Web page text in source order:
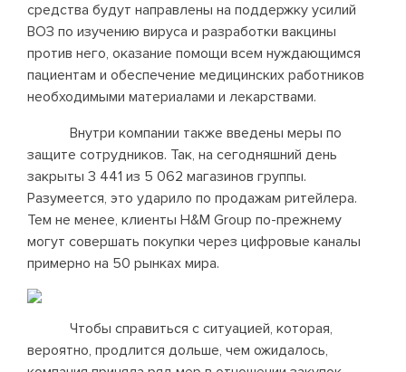
средства будут направлены на поддержку усилий
ВОЗ по изучению вируса и разработки вакцины
против него, оказание помощи всем нуждающимся
пациентам и обеспечение медицинских работников
необходимыми материалами и лекарствами.
Внутри компании также введены меры по
защите сотрудников. Так, на сегодняшний день
закрыты 3 441 из 5 062 магазинов группы.
Разумеется, это ударило по продажам ритейлера.
Тем не менее, клиенты H&M Group по-прежнему
могут совершать покупки через цифровые каналы
примерно на 50 рынках мира.
Чтобы справиться с ситуацией, которая,
вероятно, продлится дольше, чем ожидалось,